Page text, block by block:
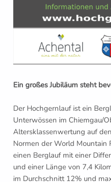
Ein großes Jubiläum steht
Der Hochgernlauf ist ein
Unterwössen im Chiemgau/
Altersklassenwertung auf
Normen der World Mountain
einen Berglauf mit einer
und einer Länge von 7,4
im Durchschnitt 12% und